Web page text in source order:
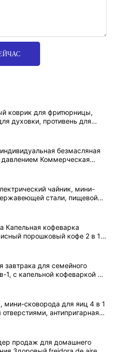
коврик для фритюрницы,
духовки, противень для
курицы, корзина, круглый
безмасляная
давлением Коммерческая
Фритюрница Воздушные
чайник, мини-
стали, пищевой
чайник для путешествий
простое управление
Капельная кофеварка
порошковый кофе 2 в 1
офисная чашка
завтрака для семейного
1, с капельной кофеваркой на
с антипригарным
мини-сковорода для яиц 4 в 1
антипригарная
гриля, разделенная
продаж для домашнего